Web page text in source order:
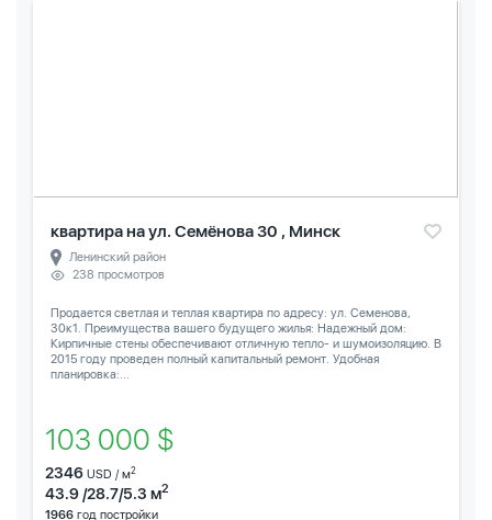
квартира на ул. Семёнова 30 , Минск
Ленинский район
238 просмотров
Продается светлая и теплая квартира по адресу: ул. Семенова,
30к1. Преимущества вашего будущего жилья: Надежный дом:
Кирпичные стены обеспечивают отличную тепло- и шумоизоляцию. В
2015 году проведен полный капитальный ремонт. Удобная
планировка:...
103 000 $
2346 USD / м2
43.9 /28.7/5.3 м2
1966 год постройки